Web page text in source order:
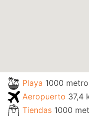
Playa 1000
Aeropuerto 37,4
Tiendas 1000